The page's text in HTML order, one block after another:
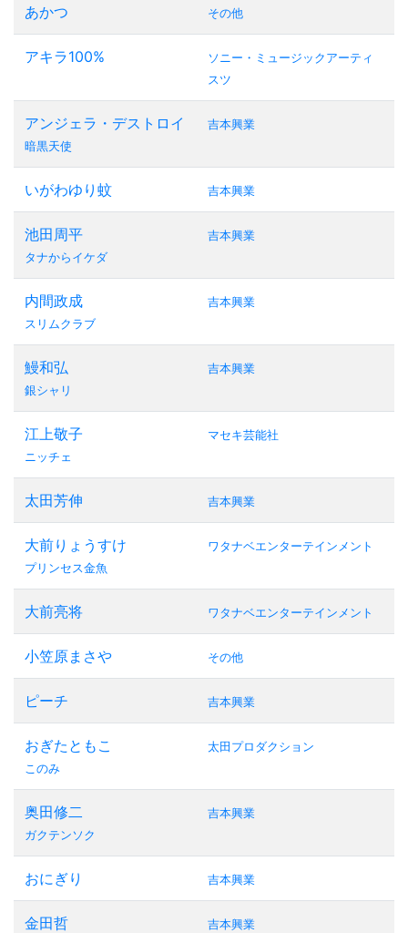
あかつ その他
アキラ100%
ソニー・ミュージックアーティ
スツ
アンジェラ・デストロイ
暗黒天使
吉本興業
いがわゆり蚊 吉本興業
池田周平
タナからイケダ
吉本興業
内間政成
スリムクラブ
吉本興業
鰻和弘
銀シャリ
吉本興業
江上敬子
ニッチェ
マセキ芸能社
太田芳伸 吉本興業
大前りょうすけ
プリンセス金魚
ワタナベエンターテインメント
大前亮将 ワタナベエンターテインメント
小笠原まさや その他
ピーチ 吉本興業
おぎたともこ
このみ
太田プロダクション
奥田修二
ガクテンソク
吉本興業
おにぎり 吉本興業
金田哲 吉本興業